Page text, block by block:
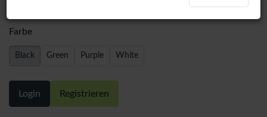
Farbe
Black Green Purple White
Login Registrieren